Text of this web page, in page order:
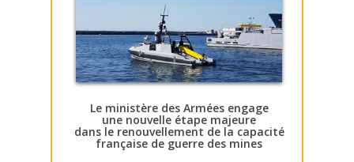
Le ministère des Armées engage
une nouvelle étape majeure
dans le renouvellement de la capacité
française de guerre des mines